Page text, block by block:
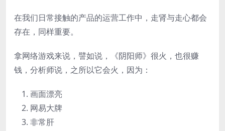
在我们日常接触的产品的运营工作中，走肾与走心都会
存在，同样重要。
拿网络游戏来说，譬如说，《阴阳师》很火，也很赚
钱，分析师说，之所以它会火，因为：
画面漂亮
网易大牌
非常肝